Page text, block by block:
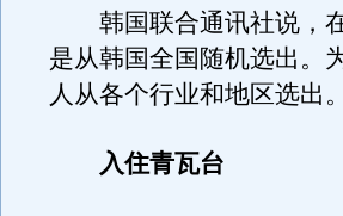
韩国联合通讯社说，在
是从韩国全国随机选出。
人从各个行业和地区选出。
入住青瓦台